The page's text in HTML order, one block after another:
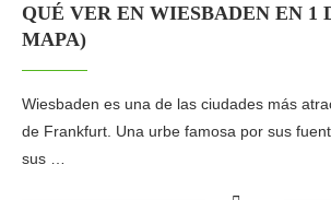
QUÉ VER EN WIESBADEN EN 1
MAPA)
Wiesbaden es una de las ciudades más
de Frankfurt. Una urbe famosa por sus
sus …